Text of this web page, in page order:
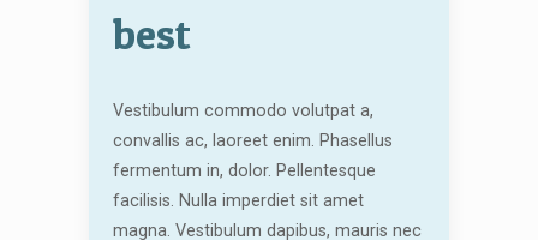
best
Vestibulum commodo volutpat a,
convallis ac, laoreet enim. Phasellus
fermentum in, dolor. Pellentesque
facilisis. Nulla imperdiet sit amet
magna. Vestibulum dapibus, mauris nec